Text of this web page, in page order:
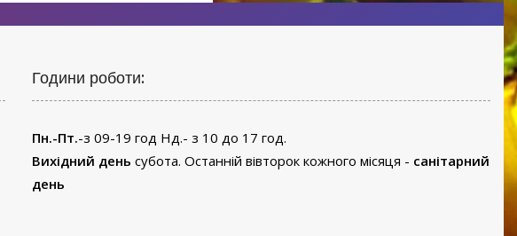
Години роботи:
Пн.-Пт.-з 09-19 год Нд.- з 10 до 17 год.
Вихідний день субота. Останній вівторок кожного місяця - санітарний
день